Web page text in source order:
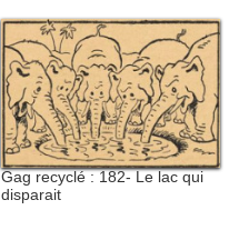
Gag recyclé : 182- Le lac qui
disparait